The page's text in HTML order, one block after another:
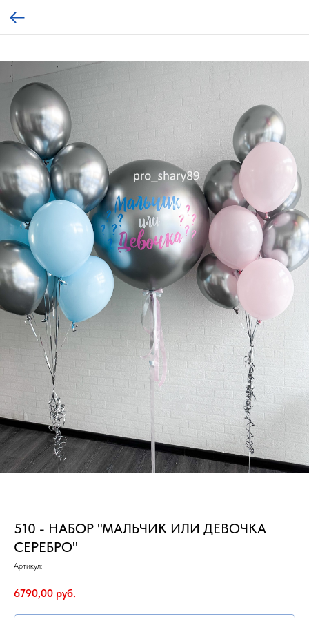
510 - НАБОР "МАЛЬЧИК ИЛИ ДЕВОЧКА
СЕРЕБРО"
Артикул:
6790,00 руб.